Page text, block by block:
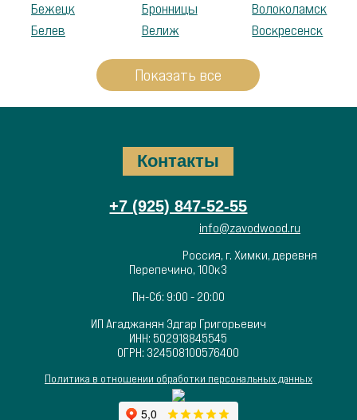
Бежецк
Белев
Бронницы
Велиж
Волоколамск
Воскресенск
Показать все
Контакты
+7 (925) 847-52-55
info@zavodwood.ru
Россия, г. Химки, деревня
Перепечино, 100к3
Пн-Сб: 9:00 - 20:00
ИП Агаджанян Эдгар Григорьевич
ИНН: 502918845545
ОГРН: 324508100576400
Политика в отношении обработки персональных данных